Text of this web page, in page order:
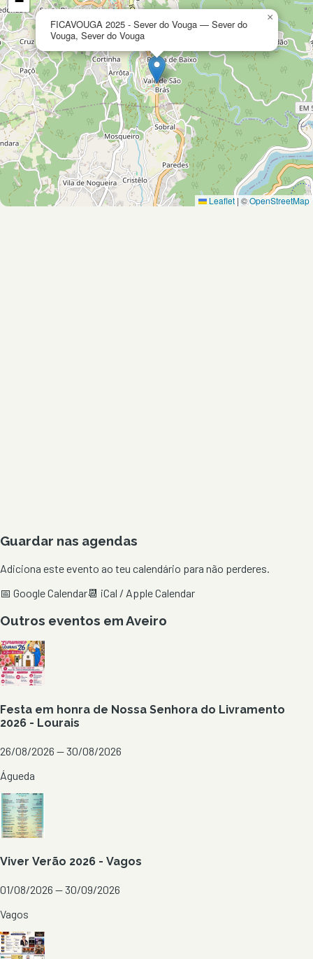
FICAVOUGA 2025 - Sever do Vouga — Sever do
Vouga, Sever do Vouga
×
Leaflet | ©OpenStreetMap
Guardar nas agendas
Adiciona este evento ao teu calendário para não perderes.
📅 Google Calendar📆 iCal / Apple Calendar
Outros eventos emAveiro
Festa em honra de Nossa Senhora do Livramento
2026 - Lourais
26/08/2026 — 30/08/2026
Águeda
Viver Verão 2026 - Vagos
01/08/2026 — 30/09/2026
Vagos